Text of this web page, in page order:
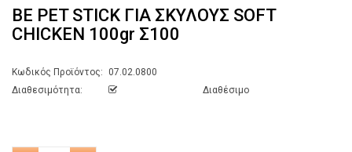
BE PET STICK ΓΙΑ ΣΚΥΛΟΥΣ SOFT
CHICKEN 100gr Σ100
Κωδικός Προϊόντος:
07.02.0800
Διαθεσιμότητα:
Διαθέσιμο